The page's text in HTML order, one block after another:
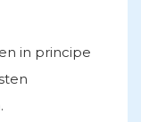
in principe